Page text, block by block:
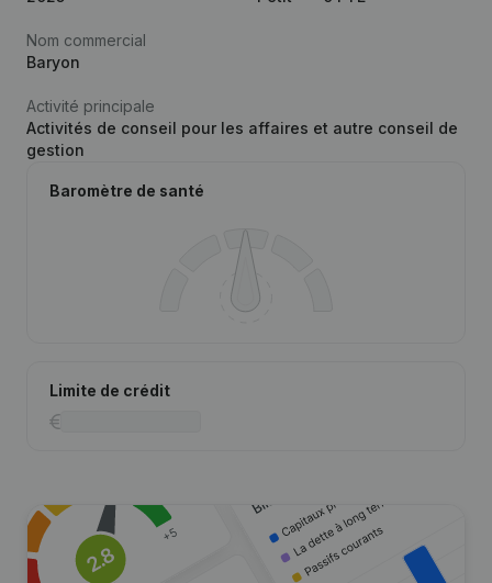
Nom commercial
Baryon
Activité principale
Activités de conseil pour les affaires et autre conseil de
gestion
Baromètre de santé
Limite de crédit